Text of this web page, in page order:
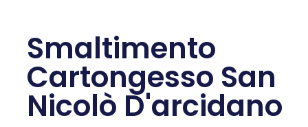
Smaltimento
Cartongesso San
Nicolò D'arcidano